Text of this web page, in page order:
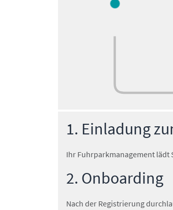
1. Einladung
Ihr Fuhrparkmanagement lädt
2. Onboarding
Nach der Registrierung